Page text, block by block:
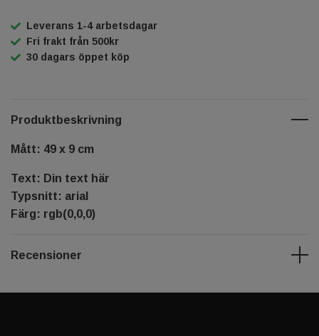
Leverans 1-4 arbetsdagar
Fri frakt från 500kr
30 dagars öppet köp
Produktbeskrivning
Mått: 49 x 9 cm
Text: Din text här
Typsnitt: arial
Färg: rgb(0,0,0)
Recensioner